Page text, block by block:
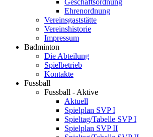
Geschäftsordnung
Ehrenordnung
Vereinsgaststätte
Vereinshistorie
Impressum
Badminton
Die Abteilung
Spielbetrieb
Kontakte
Fussball
Fussball - Aktive
Aktuell
Spielplan SVP I
Spieltag/Tabelle SVP I
Spielplan SVP II